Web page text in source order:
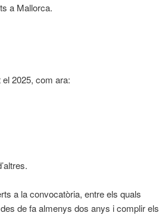
a Mallorca.
2025, com ara:
a la convocatòria, entre els quals
de fa almenys dos anys i complir els